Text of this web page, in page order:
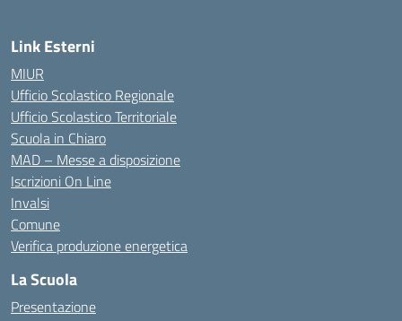
Link Esterni
MIUR
Ufficio Scolastico Regionale
Ufficio Scolastico Territoriale
Scuola in Chiaro
MAD – Messe a disposizione
Iscrizioni On Line
Invalsi
Comune
Verifica produzione energetica
La Scuola
Presentazione